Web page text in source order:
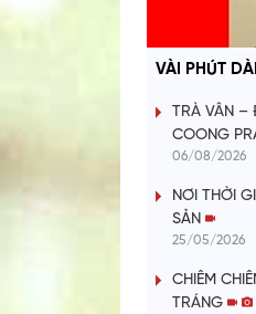
VÀI PHÚT
TRÀ VÂN –
COONG
06/08/2026
NƠI THỜI
SẢN
25/05/2026
CHIÊM
TRÁNG